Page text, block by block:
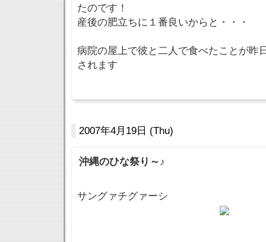
たのです！
産後の肥立ちに１番良いからと・・・
病院の屋上で彼と二人で食べたことが昨
されます
2007年4月19日 (Thu)
沖縄のひな祭り～♪
サングァチグァーシ